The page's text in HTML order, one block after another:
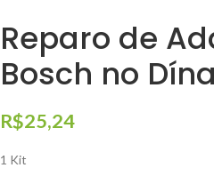
Reparo de
Bosch no
R$25,24
1 Kit